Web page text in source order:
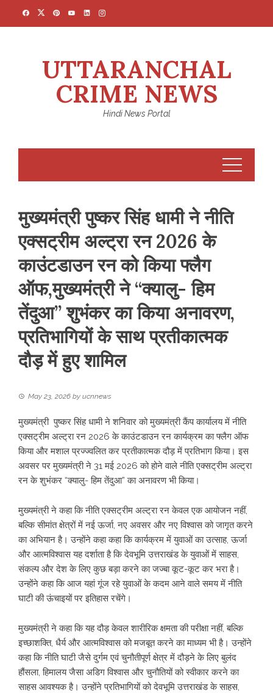
UTTARANCHAL
CRIME NEWS
Hindi News Portal
मुख्यमंत्री पुष्कर सिंह धामी ने नीति
एक्सट्रीम अल्ट्रा रन 2026 के
काउंटडाउन रन को किया फ्लैग
ऑफ,मुख्यमंत्री ने “क्यालु- हिम
तेंदुआ” शुभंकर का किया अनावरण,
प्रतिभागियों के साथ प्रतीकात्मक
दौड़ में हुए शामिल
May 23, 2026 by ucnnews
मुख्यमंत्री पुष्कर सिंह धामी ने शनिवार को मुख्यमंत्री कैंप कार्यालय में नीति
एक्सट्रीम अल्ट्रा रन 2026 के काउंटडाउन रन कार्यक्रम का फ्लैग ऑफ
किया और मशाल प्रज्ज्वलित कर प्रतीकात्मक दौड़ में प्रतिभाग किया। इस
अवसर पर मुख्यमंत्री ने 31 मई 2026 को होने वाले नीति एक्सट्रीम अल्ट्रा
रन के शुभंकर “क्यालु- हिम तेंदुआ” का अनावरण भी किया।
मुख्यमंत्री ने कहा कि नीति एक्सट्रीम अल्ट्रा रन केवल एक आयोजन नहीं,
बल्कि सीमांत क्षेत्रों में नई ऊर्जा, नए अवसर और नए विश्वास को जागृत करने
का अभियान है। उन्होंने कहा कहा कि कार्यक्रम में युवाओं का उत्साह, ऊर्जा
और आत्मविश्वास यह दर्शाता है कि देवभूमि उत्तराखंड के युवाओं में साहस,
संकल्प और देश के लिए कुछ बड़ा करने का जज्बा कूट-कूट कर भरा है।
उन्होंने कहा कि आज यहां गूंज रहे युवाओं के कदम आने वाले समय में नीति
घाटी की ऊंचाइयों पर इतिहास रचेंगे।
मुख्यमंत्री ने कहा कि यह दौड़ केवल शारीरिक क्षमता की परीक्षा नहीं, बल्कि
इच्छाशक्ति, धैर्य और आत्मविश्वास को मजबूत करने का माध्यम भी है। उन्होंने
कहा कि नीति घाटी जैसे दुर्गम एवं चुनौतीपूर्ण क्षेत्र में दौड़ने के लिए बुलंद
हौंसला, हिमालय जैसा अडिग विश्वास और चुनौतियों को स्वीकार करने का
साहस आवश्यक है। उन्होंने प्रतिभागियों को देवभूमि उत्तराखंड के साहस,